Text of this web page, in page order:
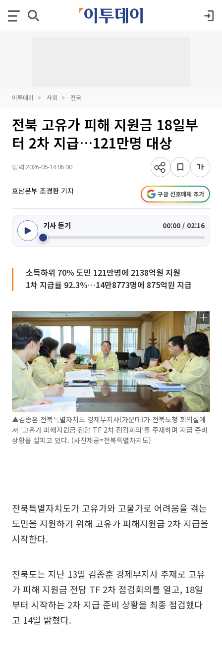
이투데이 사회 전국
전북 고유가 피해 지원금 18일부
터 2차 지급…121만명 대상
입력 2026-05-14 06:00
호남본부 조경환 기자 구글 선호매체 추가
기사 듣기 00:00 / 02:16
소득하위 70% 도민 121만명에 2138억원 지원
1차 지급률 92.3%…14만8773명에 875억원 지급
▲김종훈 전북특별자치도 경제부지사(가운데)가 전북도청 회의실에
서 ‘고유가 피해지원금 전담 TF 2차 점검회의’를 주재하며 지급 준비
상황을 살피고 있다. (사진제공=전북특별자치도)
전북특별자치도가 고유가와 고물가로 어려움을 겪는
도민을 지원하기 위해 고유가 피해지원금 2차 지급을
시작한다.
전북도는 지난 13일 김종훈 경제부지사 주재로 고유
가 피해 지원금 전담 TF 2차 점검회의를 열고, 18일
부터 시작하는 2차 지급 준비 상황을 최종 점검했다
고 14일 밝혔다.